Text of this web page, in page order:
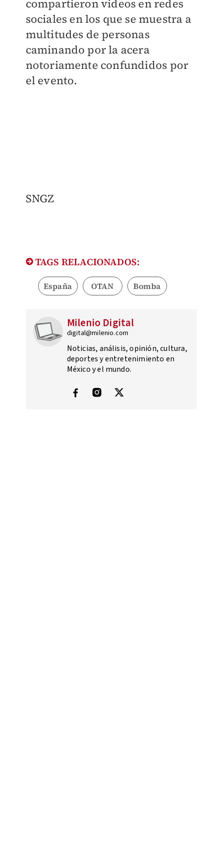
compartieron videos en redes
sociales en los que se muestra a
multitudes de personas
caminando por la acera
notoriamente confundidos por
el evento.
SNGZ
TAGS RELACIONADOS:
España OTAN Bomba
Milenio Digital
digital@milenio.com
Noticias, análisis, opinión, cultura,
deportes y entretenimiento en
México y el mundo.